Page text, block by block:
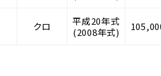
クロ
平成20年式
(2008年式)